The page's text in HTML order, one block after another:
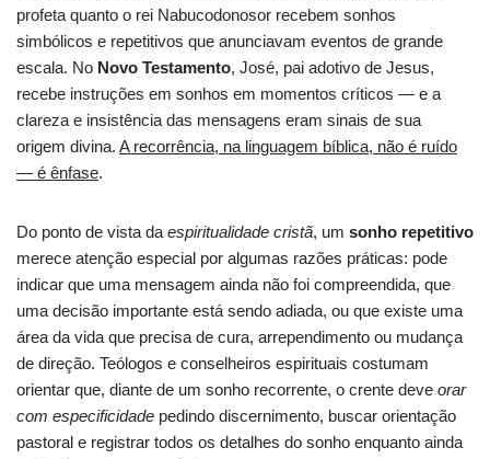
profeta quanto o rei Nabucodonosor recebem sonhos
simbólicos e repetitivos que anunciavam eventos de grande
escala. No Novo Testamento, José, pai adotivo de Jesus,
recebe instruções em sonhos em momentos críticos — e a
clareza e insistência das mensagens eram sinais de sua
origem divina. A recorrência, na linguagem bíblica, não é ruído
— é ênfase.
Do ponto de vista da espiritualidade cristã, um sonho repetitivo
merece atenção especial por algumas razões práticas: pode
indicar que uma mensagem ainda não foi compreendida, que
uma decisão importante está sendo adiada, ou que existe uma
área da vida que precisa de cura, arrependimento ou mudança
de direção. Teólogos e conselheiros espirituais costumam
orientar que, diante de um sonho recorrente, o crente deve orar
com especificidade pedindo discernimento, buscar orientação
pastoral e registrar todos os detalhes do sonho enquanto ainda